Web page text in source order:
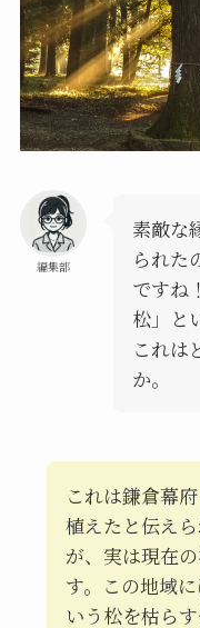
編集部
素敵な
られた
ですね
松」と
これは
か。
これは鎌倉幕
植えたと伝え
が、実は現在
す。この地域
いう松を枯ら